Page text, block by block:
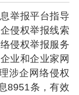
举报平台指导
侵权举报线索
侵权举报服务
业和企业家网
涉企网络侵权
8951条，有效